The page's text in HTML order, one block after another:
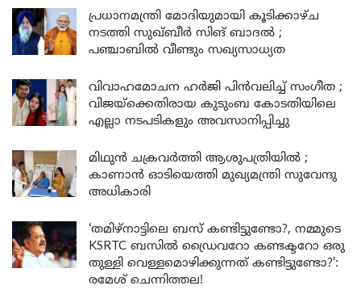
പ്രധാനമന്ത്രി മോദിയുമായി കൂടിക്കാഴ്ച
നടത്തി സുഖ്ബീർ സിങ് ബാദൽ ;
പഞ്ചാബിൽ വീണ്ടും സഖ്യസാധ്യത
വിവാഹമോചന ഹർജി പിൻവലിച്ച് സംഗീത ;
വിജയ്ക്കെതിരായ കുടുംബ കോടതിയിലെ
എല്ലാ നടപടികളും അവസാനിപ്പിച്ചു
മിഥുൻ ചക്രവർത്തി ആശുപത്രിയിൽ ;
കാണാൻ ഓടിയെത്തി മുഖ്യമന്ത്രി സുവേന്ദു
അധികാരി
‘തമിഴ്‌നാട്ടിലെ ബസ് കണ്ടിട്ടുണ്ടോ?, നമ്മുടെ
KSRTC ബസിൽ ഡ്രൈവറോ കണ്ടക്ടറോ ഒരു
തുള്ളി വെള്ളമൊഴിക്കുന്നത് കണ്ടിട്ടുണ്ടോ?’:
രമേശ് ചെന്നിത്തല!